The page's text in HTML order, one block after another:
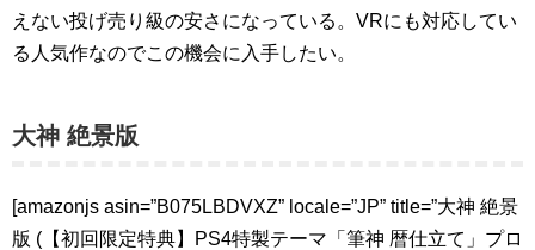
えない投げ売り級の安さになっている。VRにも対応してい
る人気作なのでこの機会に入手したい。
大神 絶景版
[amazonjs asin=”B075LBDVXZ” locale=”JP” title=”大神 絶景
版 (【初回限定特典】PS4特製テーマ「筆神 暦仕立て」プロ